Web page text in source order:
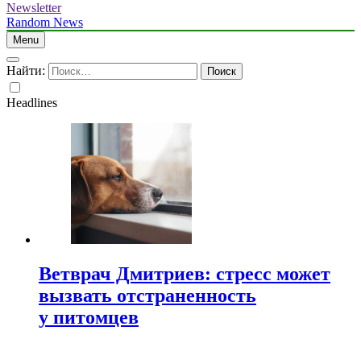
Newsletter
Random News
Menu
Найти:
Headlines
Ветврач Дмитриев: стресс может
вызвать отстраненность
у питомцев